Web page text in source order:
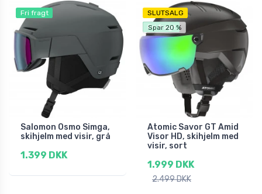
Fri fragt
Salomon Osmo Simga,
skihjelm med visir, grå
1.399 DKK
SLUTSALG
Fri fragt
Spar 20 %
Atomic Savor GT Amid
Visor HD, skihjelm med
visir, sort
1.999 DKK
2.499 DKK